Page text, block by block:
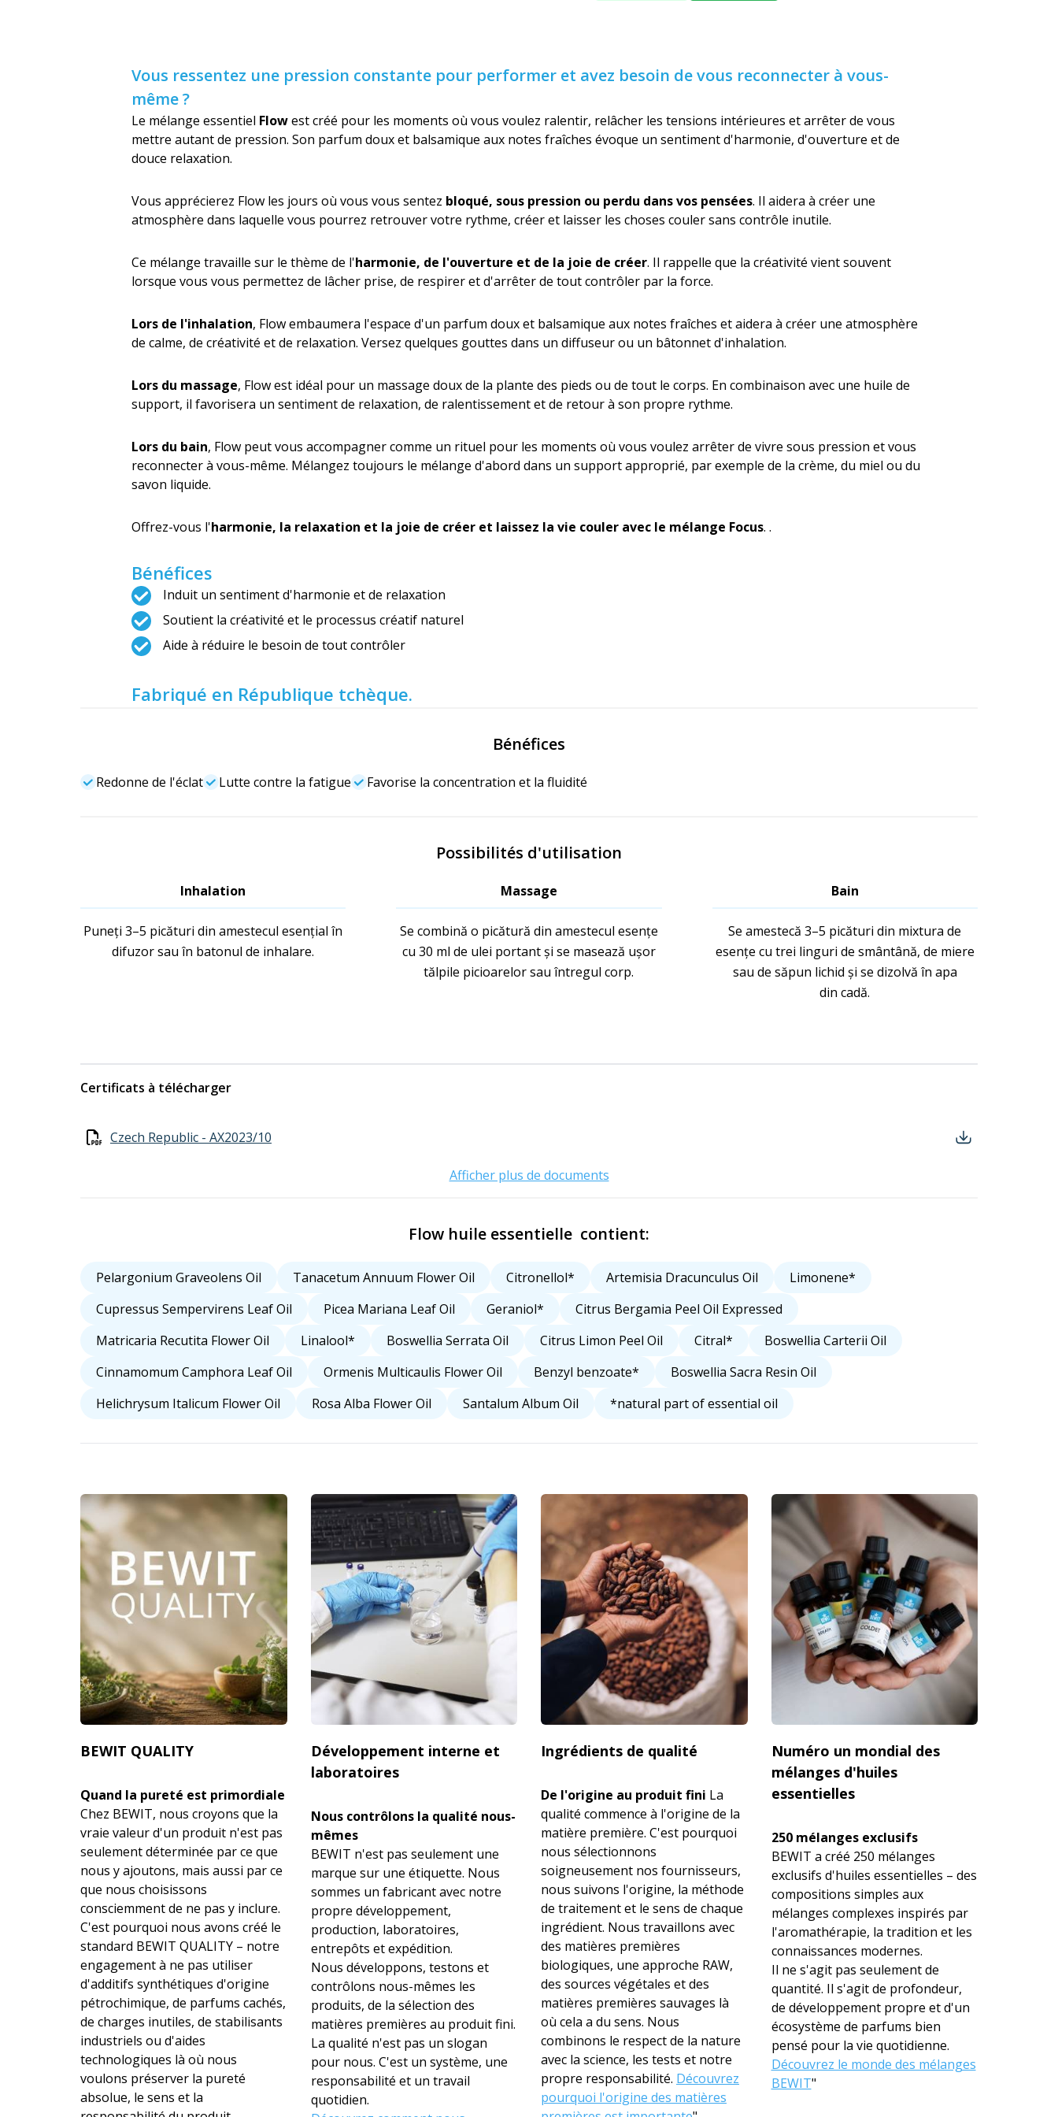
Vous ressentez une pression constante pour performer et avez besoin de vous reconnecter à vous-
même ?
Le mélange essentiel Flowest créé pour les moments où vous voulez ralentir, relâcher les tensions intérieures et arrêter de vous
mettre autant de pression. Son parfum doux et balsamique aux notes fraîches évoque un sentiment d'harmonie, d'ouverture et de
douce relaxation.
Vous apprécierez Flow les jours où vous vous sentez bloqué, sous pression ou perdu dans vos pensées. Il aidera à créer une
atmosphère dans laquelle vous pourrez retrouver votre rythme, créer et laisser les choses couler sans contrôle inutile.
Ce mélange travaille sur le thème de l'harmonie, de l'ouverture et de la joie de créer. Il rappelle que la créativité vient souvent
lorsque vous vous permettez de lâcher prise, de respirer et d'arrêter de tout contrôler par la force.
Lors de l'inhalation, Flow embaumera l'espace d'un parfum doux et balsamique aux notes fraîches et aidera à créer une atmosphère
de calme, de créativité et de relaxation. Versez quelques gouttes dans un diffuseur ou un bâtonnet d'inhalation.
Lors du massage, Flow est idéal pour un massage doux de la plante des pieds ou de tout le corps. En combinaison avec une huile de
support, il favorisera un sentiment de relaxation, de ralentissement et de retour à son propre rythme.
Lors du bain, Flow peut vous accompagner comme un rituel pour les moments où vous voulez arrêter de vivre sous pression et vous
reconnecter à vous-même. Mélangez toujours le mélange d'abord dans un support approprié, par exemple de la crème, du miel ou du
savon liquide.
Offrez-vous l'harmonie, la relaxation et la joie de créer et laissez la vie couler avec le mélange Focus. .
Bénéfices
Induit un sentiment d'harmonie et de relaxation
Soutient la créativité et le processus créatif naturel
Aide à réduire le besoin de tout contrôler
Fabriqué en République tchèque.
Bénéfices
Redonne de l'éclat Lutte contre la fatigue Favorise la concentration et la fluidité
Possibilités d'utilisation
Inhalation
Puneți 3–5 picături din amestecul esențial în
difuzor sau în batonul de inhalare.
Massage
Se combină o picătură din amestecul esențe
cu 30 ml de ulei portant și se masează ușor
tălpile picioarelor sau întregul corp.
Bain
Se amestecă 3–5 picături din mixtura de
esențe cu trei linguri de smântână, de miere
sau de săpun lichid și se dizolvă în apa
din cadă.
Certificats à télécharger
Czech Republic - AX2023/10
Afficher plus de documents
Flow huile essentielle contient:
Pelargonium Graveolens Oil Tanacetum Annuum Flower Oil Citronellol* Artemisia Dracunculus Oil
Limonene*
Cupressus Sempervirens Leaf Oil
Picea Mariana Leaf Oil Geraniol*
Citrus Bergamia Peel Oil Expressed
Matricaria Recutita Flower Oil
Linalool* Boswellia Serrata Oil Citrus Limon Peel Oil Citral*
Boswellia Carterii Oil
Cinnamomum Camphora Leaf Oil
Ormenis Multicaulis Flower Oil Benzyl benzoate*
Boswellia Sacra Resin Oil
Helichrysum Italicum Flower Oil
Rosa Alba Flower Oil Santalum Album Oil *natural part of essential oil
BEWIT QUALITY
Quand la pureté est primordiale
Chez BEWIT, nous croyons que la
vraie valeur d'un produit n'est pas
seulement déterminée par ce que
nous y ajoutons, mais aussi par ce
que nous choisissons
consciemment de ne pas y inclure.
C'est pourquoi nous avons créé le
standard BEWIT QUALITY – notre
engagement à ne pas utiliser
d'additifs synthétiques d'origine
pétrochimique, de parfums cachés,
de charges inutiles, de stabilisants
industriels ou d'aides
technologiques là où nous
voulons préserver la pureté
absolue, le sens et la
Développement interne et
laboratoires
Nous contrôlons la qualité nous-
mêmes
BEWIT n'est pas seulement une
marque sur une étiquette. Nous
sommes un fabricant avec notre
propre développement,
production, laboratoires,
entrepôts et expédition.
Nous développons, testons et
contrôlons nous-mêmes les
produits, de la sélection des
matières premières au produit fini.
La qualité n'est pas un slogan
pour nous. C'est un système, une
responsabilité et un travail
quotidien.
Ingrédients de qualité
De l'origine au produit fini La
qualité commence à l'origine de la
matière première. C'est pourquoi
nous sélectionnons
soigneusement nos fournisseurs,
nous suivons l'origine, la méthode
de traitement et le sens de chaque
ingrédient. Nous travaillons avec
des matières premières
biologiques, une approche RAW,
des sources végétales et des
matières premières sauvages là
où cela a du sens. Nous
combinons le respect de la nature
avec la science, les tests et notre
propre responsabilité. Découvrez
pourquoi l'origine des matières
Numéro un mondial des
mélanges d'huiles
essentielles
250 mélanges exclusifs
BEWIT a créé 250 mélanges
exclusifs d'huiles essentielles – des
compositions simples aux
mélanges complexes inspirés par
l'aromathérapie, la tradition et les
connaissances modernes.
Il ne s'agit pas seulement de
quantité. Il s'agit de profondeur,
de développement propre et d'un
écosystème de parfums bien
pensé pour la vie quotidienne.
Découvrez le monde des mélanges
BEWIT"